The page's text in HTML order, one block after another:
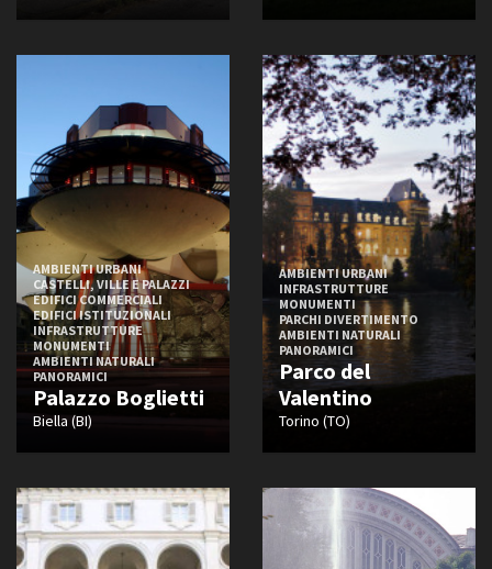
AMBIENTI URBANI
CASTELLI, VILLE E PALAZZI
EDIFICI COMMERCIALI
EDIFICI ISTITUZIONALI
INFRASTRUTTURE
MONUMENTI
AMBIENTI NATURALI
PANORAMICI
Palazzo Boglietti
Biella (BI)
AMBIENTI URBANI
INFRASTRUTTURE
MONUMENTI
PARCHI DIVERTIMENTO
AMBIENTI NATURALI
PANORAMICI
Parco del
Valentino
Torino (TO)